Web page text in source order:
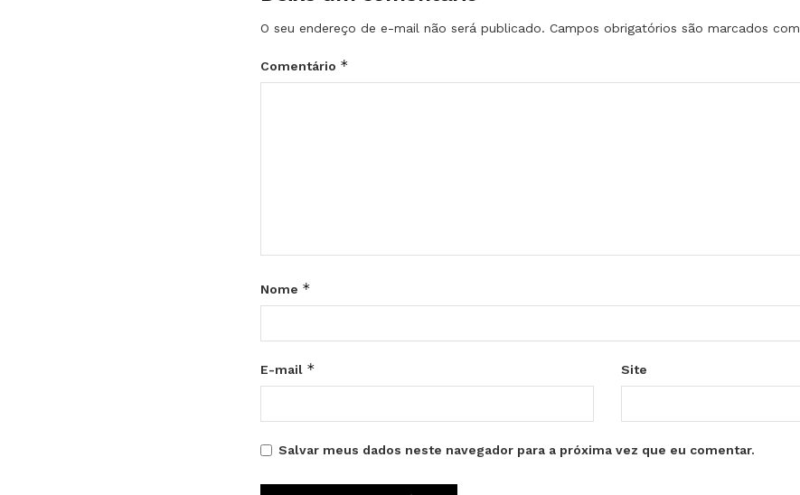
O seu endereço de e-mail não será publicado. Campos obrigatórios são marcados com
Comentário *
Nome *
E-mail * Site
Salvar meus dados neste navegador para a próxima vez que eu comentar.